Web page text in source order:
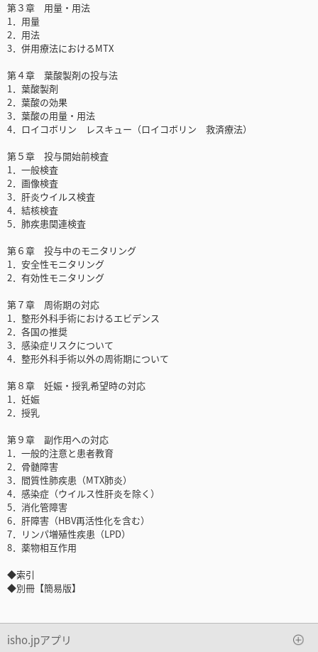
第３章 用量・用法
1．用量
2．用法
3．併用療法におけるMTX
第４章 葉酸製剤の投与法
1．葉酸製剤
2．葉酸の効果
3．葉酸の用量・用法
4．ロイコボリン レスキュー（ロイコボリン 救済療法）
第５章 投与開始前検査
1．一般検査
2．画像検査
3．肝炎ウイルス検査
4．結核検査
5．肺疾患関連検査
第６章 投与中のモニタリング
1．安全性モニタリング
2．有効性モニタリング
第７章 周術期の対応
1．整形外科手術におけるエビデンス
2．各国の推奨
3．感染症リスクについて
4．整形外科手術以外の周術期について
第８章 妊娠・授乳希望時の対応
1．妊娠
2．授乳
第９章 副作用への対応
1．一般的注意と患者教育
2．骨髄障害
3．間質性肺疾患（MTX肺炎）
4．感染症（ウイルス性肝炎を除く）
5．消化管障害
6．肝障害（HBV再活性化を含む）
7．リンパ増殖性疾患（LPD）
8．薬物相互作用
◆索引
◆別冊【簡易版】
isho.jpアプリ